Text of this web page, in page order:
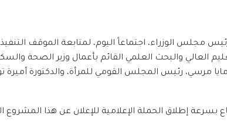
مجلس الوزراء، اجتماعاً اليوم، لمتابعة الموقف
العالي والبحث العلمي القائم بأعمال وزير الصحة
مايا مرسي، رئيس المجلس القومي للمرأة، والدكتورة
بسرعة إطلاق الحملة الإعلامية للإعلان عن هذا المشروع